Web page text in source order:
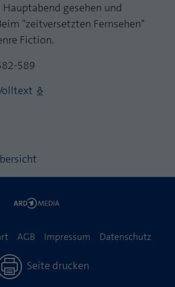
gesehen und
"zeitversetzten Fernsehen"
Fiction.
589
AGB Impressum Datenschutz
Seite drucken